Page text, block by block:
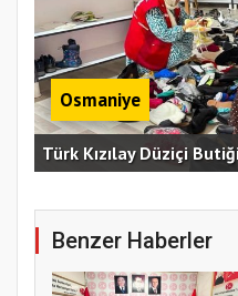
Osmaniye
Türk Kızılay Düziçi
Benzer Haberler